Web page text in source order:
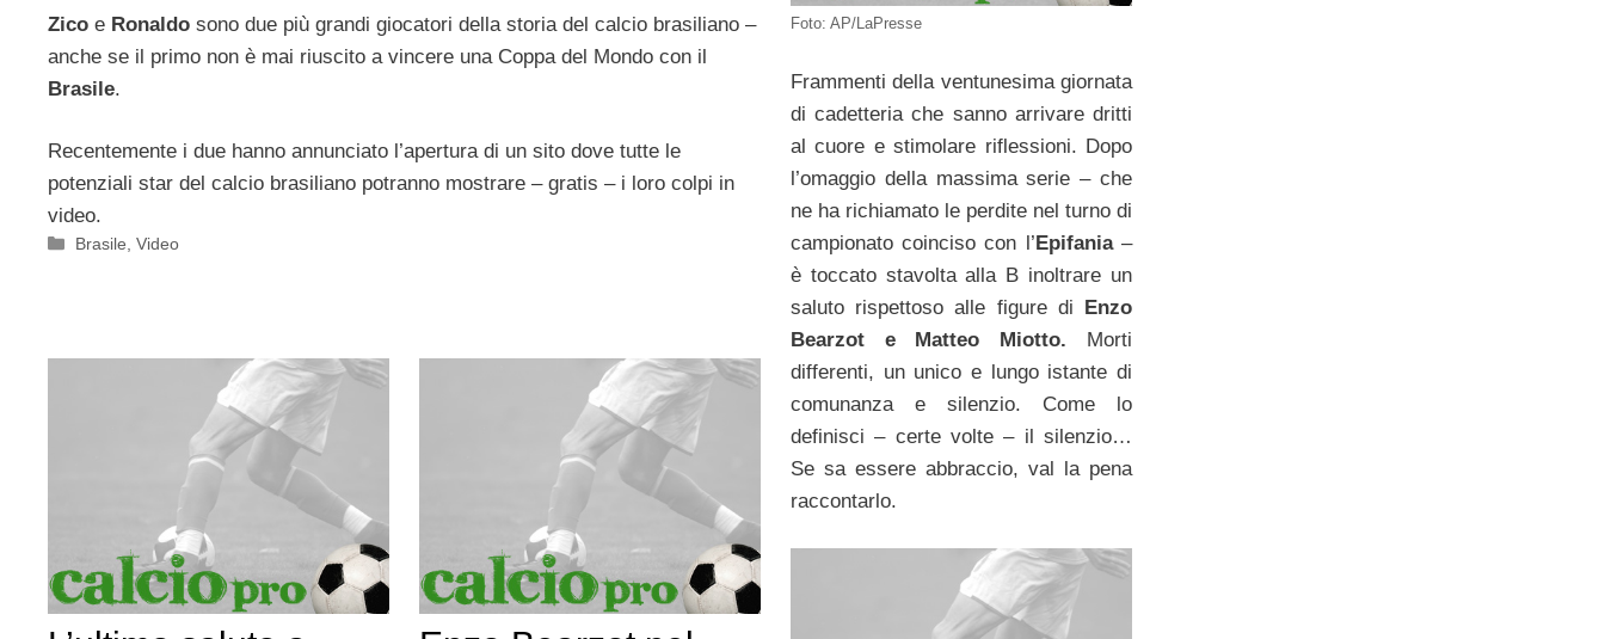
Zico e Ronaldo sono due più grandi giocatori della storia del calcio brasiliano –
anche se il primo non è mai riuscito a vincere una Coppa del Mondo con il
Brasile.
Recentemente i due hanno annunciato l’apertura di un sito dove tutte le
potenziali star del calcio brasiliano potranno mostrare – gratis – i loro colpi in
video.
Categorie
Brasile ,Video
Foto: AP/LaPresse
Frammenti della ventunesima giornata
di cadetteria che sanno arrivare dritti
al cuore e stimolare riflessioni. Dopo
l’omaggio della massima serie – che
ne ha richiamato le perdite nel turno di
campionato coinciso con l’ Epifania –
è toccato stavolta alla B inoltrare un
saluto rispettoso alle figure di
Enzo
Bearzot e Matteo Miotto. Morti
differenti, un unico e lungo istante di
comunanza e silenzio. Come lo
definisci – certe volte – il silenzio…
Se sa essere abbraccio, val la pena
raccontarlo.